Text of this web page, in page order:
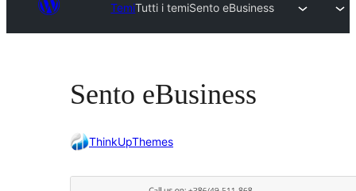
TemiTutti i temiSento eBusiness
Sento eBusiness
ThinkUpThemes